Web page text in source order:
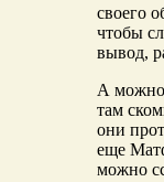
своего
чтобы
вывод,
А можно
там
они
еще
можно